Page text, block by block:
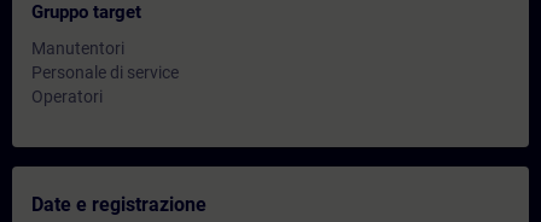
Gruppo target
Manutentori
Personale di service
Operatori
Date e registrazione